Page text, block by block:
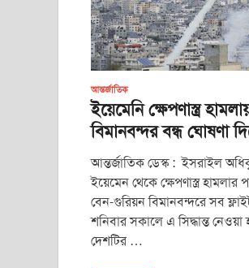
আন্তর্জাতিক
ইয়েমেনি ক্ষেপণাস্ত্র
বিমানবন্দর বন্ধ ঘোষণা
আন্তর্জাতিক ডেস্ক : ইসরাইল
ইয়েমেন থেকে ক্ষেপণাস্ত্র
বেন-গুরিয়ন বিমানবন্দরে সব
শনিবার সকালে এ সিদ্ধান্ত
দেশটির …